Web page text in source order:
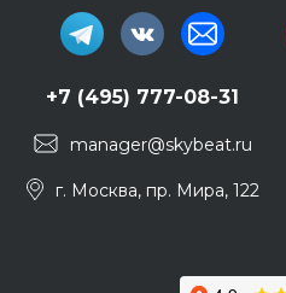
+7 (495) 777-08-31
manager@skybeat.ru
г. Москва, пр. Мира, 122